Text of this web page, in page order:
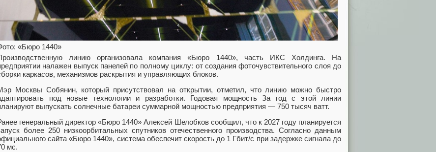
«Бюро 1440»
линию организовала компания «Бюро 1440», часть ИКС Холдинга. На
налажен выпуск панелей по полному циклу: от создания фоточувствительного слоя до
каркасов, механизмов раскрытия и управляющих блоков.
Москвы Собянин, который присутствовал на открытии, отметил, что линию можно быстро
под новые технологии и разработки. Годовая мощность За год с этой линии
выпускать солнечные батареи суммарной мощностью предприятия — 750 тысяч ватт.
генеральный директор «Бюро 1440» Алексей Шелобков сообщил, что к 2027 году планируется
более 250 низкоорбитальных спутников отечественного производства. Согласно данным
сайта «Бюро 1440», система обеспечит скорость до 1 Гбит/с при задержке сигнала до
мс.